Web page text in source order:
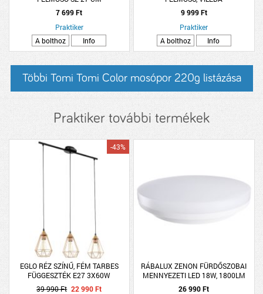
7 699 Ft
Praktiker
A bolthoz
Info
9 999 Ft
Praktiker
A bolthoz
Info
Többi Tomi Tomi Color mosópor 220g listázása
Praktiker további termékek
EGLO RÉZ SZÍNŰ, FÉM TARBES
FÜGGESZTÉK E27 3X60W
-43%
39 990 Ft 22 990 Ft
RÁBALUX ZENON FÜRDŐSZOBAI
MENNYEZETI LED 18W, 1800LM
SZENZOROS FEHÉR, IP54
26 990 Ft